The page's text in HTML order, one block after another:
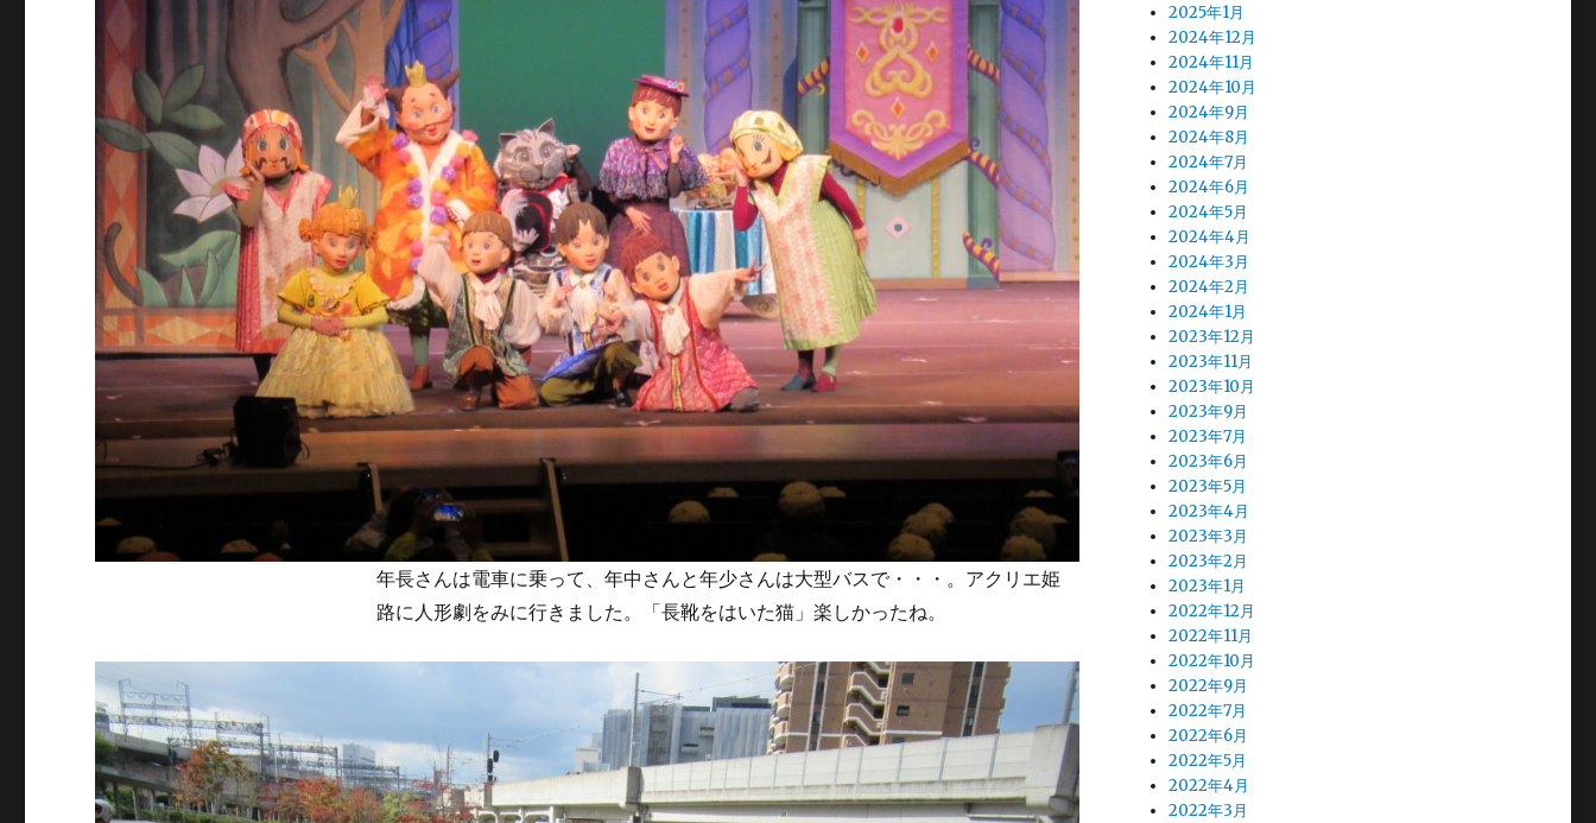
年長さんは電車に乗って、年中さんと年少さんは大型バスで・・・。アクリエ姫
路に人形劇をみに行きました。「長靴をはいた猫」楽しかったね。
2025年1月
2024年12月
2024年11月
2024年10月
2024年9月
2024年8月
2024年7月
2024年6月
2024年5月
2024年4月
2024年3月
2024年2月
2024年1月
2023年12月
2023年11月
2023年10月
2023年9月
2023年7月
2023年6月
2023年5月
2023年4月
2023年3月
2023年2月
2023年1月
2022年12月
2022年11月
2022年10月
2022年9月
2022年7月
2022年6月
2022年5月
2022年4月
2022年3月